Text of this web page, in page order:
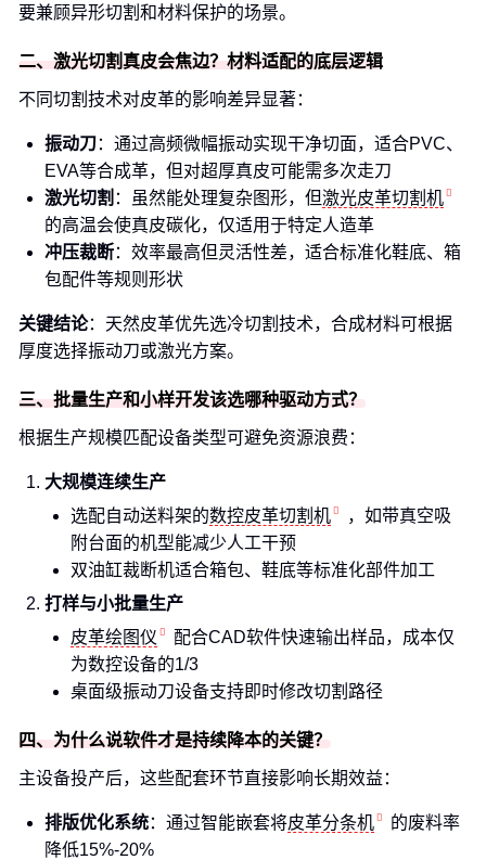
要兼顾异形切割和材料保护的场景。
二、激光切割真皮会焦边？材料适配的底层逻辑
不同切割技术对皮革的影响差异显著：
振动刀：通过高频微幅振动实现干净切面，适合PVC、
EVA等合成革，但对超厚真皮可能需多次走刀
激光切割 ：虽然能处理复杂图形，但激光皮革切割机
的高温会使真皮碳化，仅适用于特定人造革
冲压裁断：效率最高但灵活性差，适合标准化鞋底、箱
包配件等规则形状
关键结论：天然皮革优先选冷切割技术，合成材料可根据
厚度选择振动刀或激光方案。
三、批量生产和小样开发该选哪种驱动方式？
根据生产规模匹配设备类型可避免资源浪费：
大规模连续生产
选配自动送料架的数控皮革切割机
，如带真空吸
附台面的机型能减少人工干预
双油缸裁断机适合箱包、鞋底等标准化部件加工
打样与小批量生产
皮革绘图仪
配合CAD软件快速输出样品，成本仅
为数控设备的1/3
桌面级振动刀设备支持即时修改切割路径
四、为什么说软件才是持续降本的关键？
主设备投产后，这些配套环节直接影响长期效益：
排版优化系统：通过智能嵌套将皮革分条机
的废料率
降低15%-20%